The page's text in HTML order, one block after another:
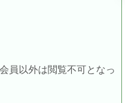
員以外は閲覧不可となっ